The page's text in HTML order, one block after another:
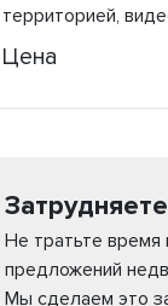
территорией,
Цена
Не тратьте время
предложений
Мы сделаем это